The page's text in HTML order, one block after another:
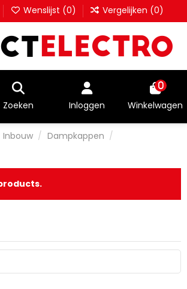
Wenslijst (0) Vergelijken (0)
Zoeken Inloggen
0
Winkelwagen
Inbouw
Dampkappen